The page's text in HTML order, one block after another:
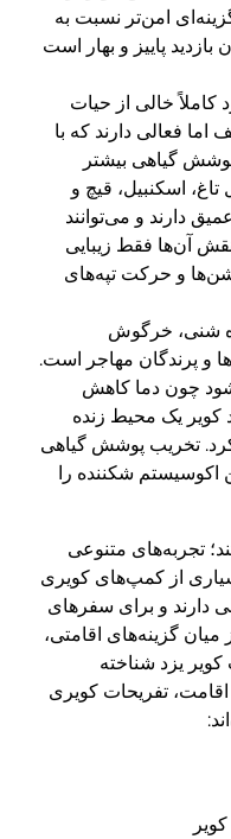
امن‌تر نسبت به
پاییز و بهار است
خالی از حیات
فعالی دارند که با
گیاهی بیشتر
اسکنبیل، قیچ و
دارند و می‌توانند
آن‌ها فقط زیبایی
و حرکت تپه‌های
شنی، خرگوش
و پرندگان مهاجر است.
چون دما کاهش
یک محیط زنده
کرد. تخریب پوشش گیاهی
اکوسیستم شکننده را
تجربه‌های متنوعی
از کمپ‌های کویری
دارند و برای سفرهای
گزینه‌های اقامتی،
یزد شناخته
تفریحات کویری